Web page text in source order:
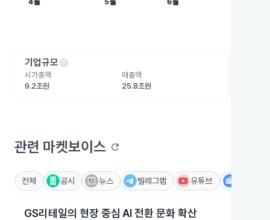
기업규모help
시가총액
9.2조원
매출액
25.8조원
관련 마켓보이스 refresh
전체 공시 뉴스 텔레그램 유튜브
GS리테일의 현장 중심 AI 전환 문화 확산